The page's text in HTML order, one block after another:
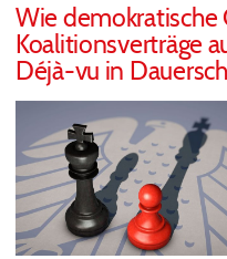
Wie demokratische
Koalitionsverträge
Déjà-vu in